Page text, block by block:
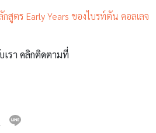
กสูตร Early Years ของไบรท์ตัน คอลเลจ
เรา คลิกติดตามที่